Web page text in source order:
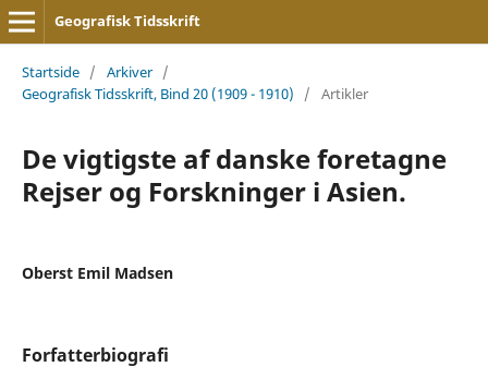
Geografisk Tidsskrift
Startside / Arkiver /
Geografisk Tidsskrift, Bind 20 (1909 - 1910)
/ Artikler
De vigtigste af danske foretagne
Rejser og Forskninger i Asien.
Oberst Emil Madsen
Forfatterbiografi